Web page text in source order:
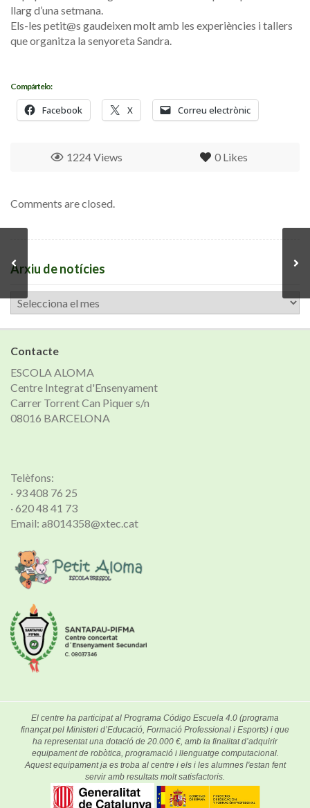
llarg d’una setmana.
Els-les petit@s gaudeixen molt amb les experiències i tallers
que organitza la senyoreta Sandra.
Compártelo:
Facebook X Correu electrònic
0 Likes
1224 Views
Comments are closed.
Arxiu de notícies
Arxiu
de
notícies
Contacte
ESCOLA ALOMA
Centre Integrat d'Ensenyament
Carrer Torrent Can Piquer s/n
08016 BARCELONA
Telèfons:
· 93 408 76 25
· 620 48 41 73
Email: a8014358@xtec.cat
El centre ha participat al Programa Código Escuela 4.0 (programa
finançat pel Ministeri d’Educació, Formació Professional i Esports) i que
ha representat una dotació de 20.000 €, amb la finalitat d’adquirir
equipament de robòtica, programació i llenguatge computacional.
Aquest equipament ja es troba al centre i els i les alumnes l'estan fent
servir amb resultats molt satisfactoris.